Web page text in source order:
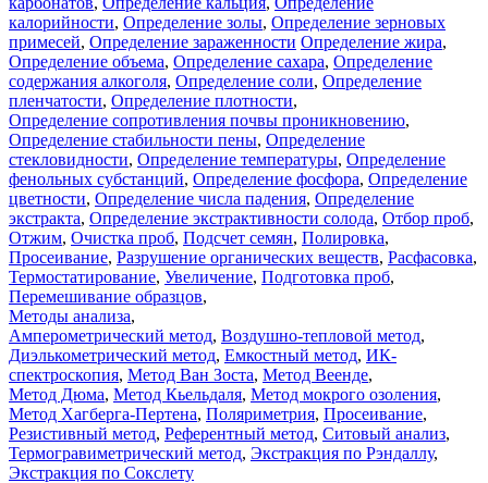
калорийности, Определение золы, Определение зерновых
примесей, Определение зараженности Определение жира,
Определение объема, Определение сахара, Определение
содержания алкоголя, Определение соли, Определение
пленчатости, Определение плотности,
Определение сопротивления почвы проникновению,
Определение стабильности пены, Определение
стекловидности, Определение температуры, Определение
фенольных субстанций, Определение фосфора, Определение
цветности, Определение числа падения, Определение
экстракта, Определение экстрактивности солода, Отбор проб,
Отжим, Очистка проб, Подсчет семян, Полировка,
Просеивание, Разрушение органических веществ, Расфасовка,
Термостатирование, Увеличение, Подготовка проб,
Перемешивание образцов,
Методы анализа,
Амперометрический метод, Воздушно-тепловой метод,
Диэлькометрический метод, Емкостный метод, ИК-
спектроскопия, Метод Ван Зоста, Метод Веенде,
Метод Дюма, Метод Кьельдаля, Метод мокрого озоления,
Метод Хагберга-Пертена, Поляриметрия, Просеивание,
Резистивный метод, Референтный метод, Ситовый анализ,
Термогравиметрический метод, Экстракция по Рэндаллу,
Экстракция по Сокслету